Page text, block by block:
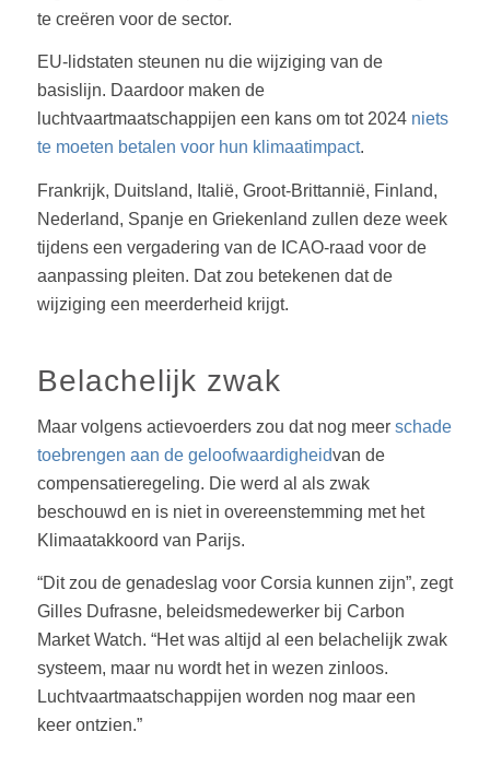
te creëren voor de sector.
EU-lidstaten steunen nu die wijziging van de
basislijn. Daardoor maken de
luchtvaartmaatschappijen een kans om tot 2024 niets
te moeten betalen voor hun klimaatimpact.
Frankrijk, Duitsland, Italië, Groot-Brittannië, Finland,
Nederland, Spanje en Griekenland zullen deze week
tijdens een vergadering van de ICAO-raad voor de
aanpassing pleiten. Dat zou betekenen dat de
wijziging een meerderheid krijgt.
Belachelijk zwak
Maar volgens actievoerders zou dat nog meer schade
toebrengen aan de geloofwaardigheidvan de
compensatieregeling. Die werd al als zwak
beschouwd en is niet in overeenstemming met het
Klimaatakkoord van Parijs.
“Dit zou de genadeslag voor Corsia kunnen zijn”, zegt
Gilles Dufrasne, beleidsmedewerker bij Carbon
Market Watch. “Het was altijd al een belachelijk zwak
systeem, maar nu wordt het in wezen zinloos.
Luchtvaartmaatschappijen worden nog maar een
keer ontzien.”